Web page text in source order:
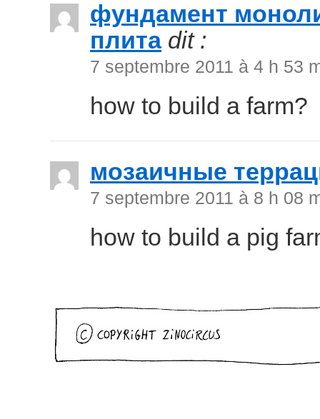
фундамент
плита dit :
7 septembre 2011 à 4 h 53
how to build a farm?
мозаичные
7 septembre 2011 à 8 h 08
how to build a pig